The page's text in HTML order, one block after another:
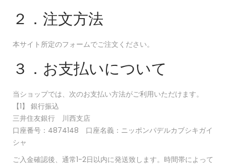
２．注文方法
本サイト所定のフォームでご注文ください。
３．お支払いについて
当ショップでは、次のお支払い方法がご利用いただけます。
【1】 銀行振込
三井住友銀行 川西支店
口座番号：4874148 口座名義：ニッポンパデルカブシキガイ
シャ
ご入金確認後、通常1-2日以内に発送致します。時間帯によって